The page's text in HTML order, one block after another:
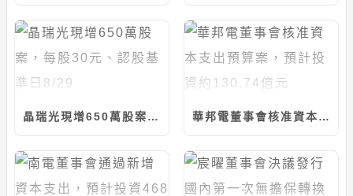
晶瑞光現增650萬股案，每股30元、認股基準日8/29 華邦電董事會核准資本支出預算案，預計投資約130.74億元